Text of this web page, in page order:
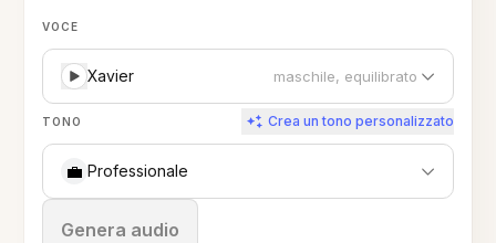
VOCE
Xavier maschile, equilibrato
TONO Crea un tono personalizzato
💼 Professionale
Genera audio
Ferma